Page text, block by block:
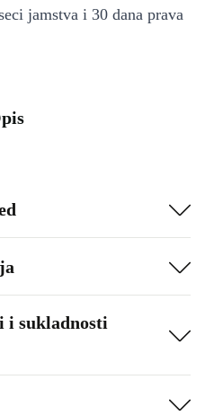
jamstva i 30 dana prava
i sukladnosti